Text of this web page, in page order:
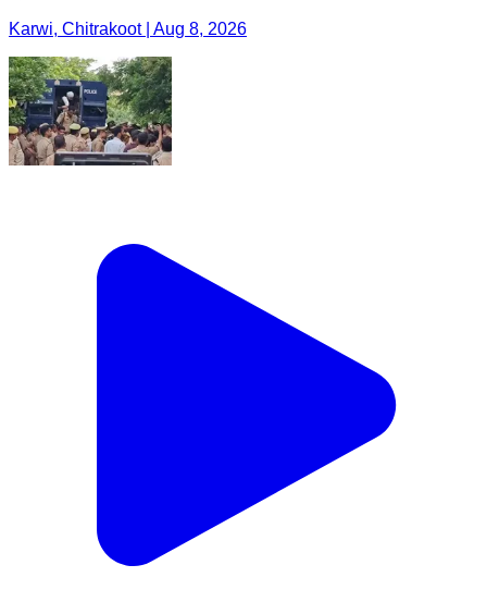
Karwi, Chitrakoot | Aug 8, 2026